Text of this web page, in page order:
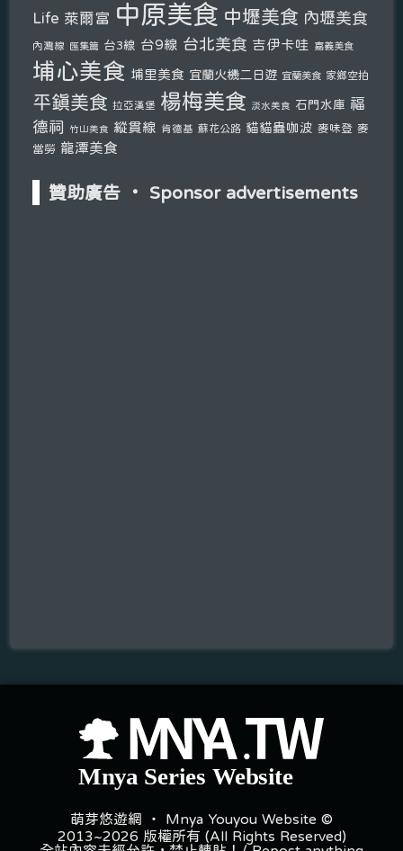
Life 萊爾富 中原美食 中壢美食 內壢美食
內灣線 匯集篇 台3線 台9線 台北美食 吉伊卡哇 嘉義美食
埔心美食 埔里美食 宜蘭火機二日遊 宜蘭美食 家鄉空拍
平鎮美食 拉亞漢堡 楊梅美食 淡水美食 石門水庫 福
德祠
竹山美食 縱貫線 肯德基 蘇花公路 貓貓蟲咖波 麥味登 麥
當勞 龍潭美食
贊助廣告 ‧ Sponsor advertisements
萌芽悠遊網 ‧ Mnya Youyou Website ©
2013~2026 版權所有 (All Rights Reserved)